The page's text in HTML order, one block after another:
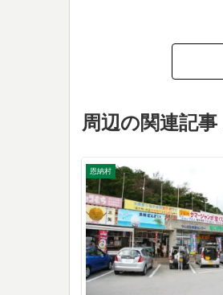
周辺の関連記事
恩納村